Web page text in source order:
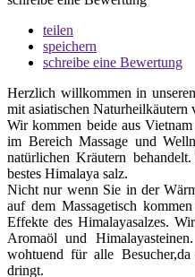
teilen
speichern
schreibe eine Bewertung
Herzlich willkommen in
mit asiatischen Naturheilkäutern
Wir kommen beide aus
im Bereich Massage und
natürlichen Kräutern
bestes Himalaya salz.
Nicht nur wenn Sie in der
auf dem Massagetisch
Effekte des Himalayasalzes.
Aromaöl und
wohtuend für alle
dringt.